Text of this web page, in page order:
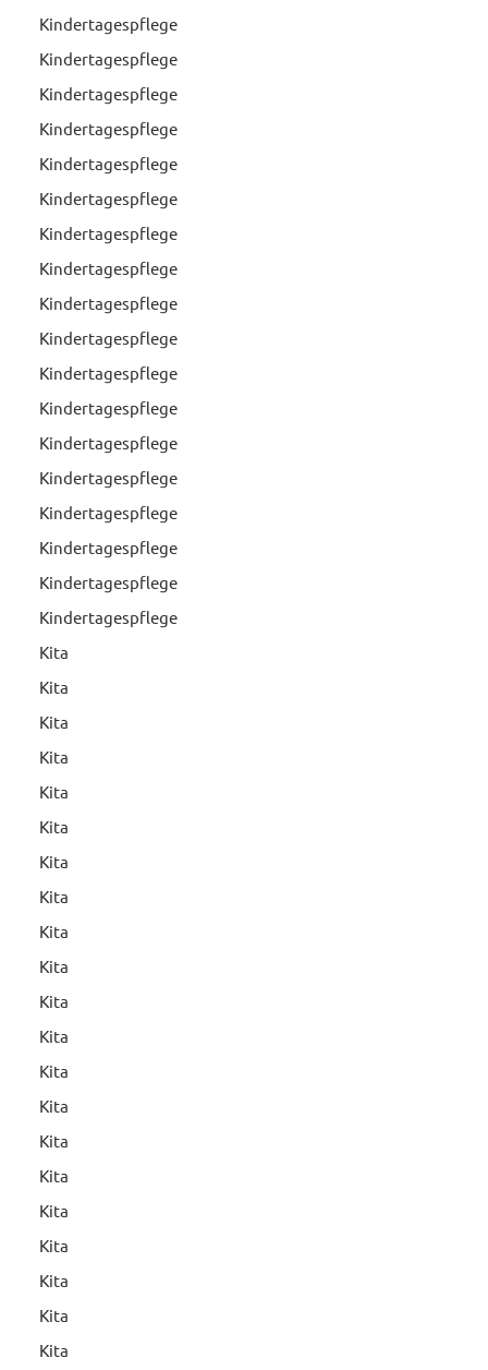
Kindertagespflege
Kindertagespflege
Kindertagespflege
Kindertagespflege
Kindertagespflege
Kindertagespflege
Kindertagespflege
Kindertagespflege
Kindertagespflege
Kindertagespflege
Kindertagespflege
Kindertagespflege
Kindertagespflege
Kindertagespflege
Kindertagespflege
Kindertagespflege
Kindertagespflege
Kindertagespflege
Kita
Kita
Kita
Kita
Kita
Kita
Kita
Kita
Kita
Kita
Kita
Kita
Kita
Kita
Kita
Kita
Kita
Kita
Kita
Kita
Kita